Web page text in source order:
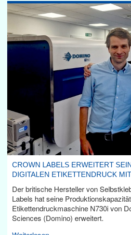
CROWN LABELS ERWEITERT
DIGITALEN ETIKETTENDRUCK
Der britische Hersteller von
Labels hat seine
Etikettendruckmaschine N730i von
Sciences (Domino) erweitert.